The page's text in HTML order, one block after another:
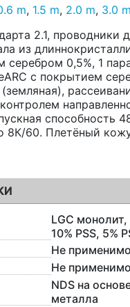
m, 1.5 m, 2.0 m, 3.0 m
2.1, проводники
из
серебром 0,5%, 1
с покрытием
способность
8К/60. Плетёный
LGC монолит,
10% PSS, 5%
Не применимо
Не применимо
NDS на
металла